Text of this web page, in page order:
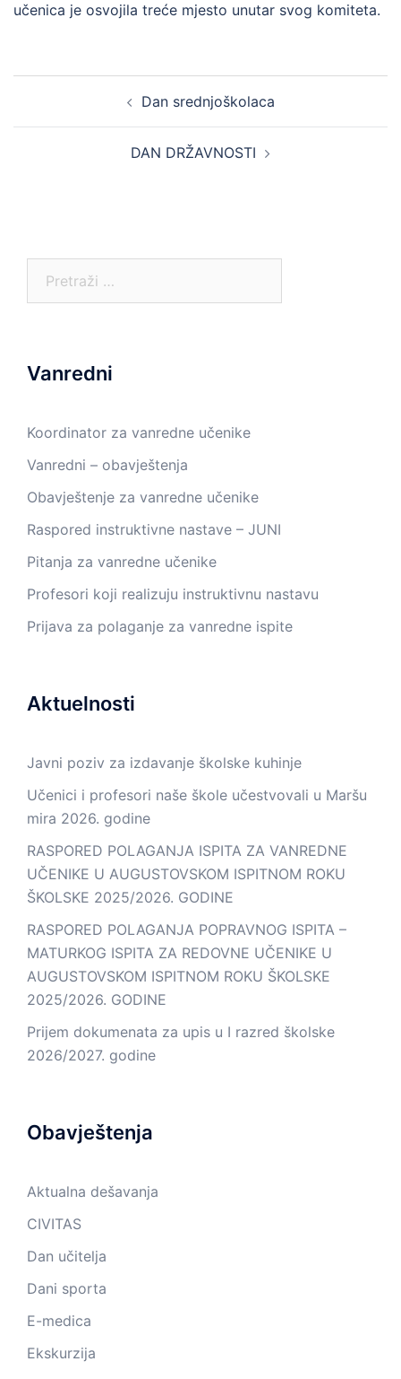
učenica je osvojila treće mjesto unutar svog komiteta.
Dan srednjoškolaca
DAN DRŽAVNOSTI
Vanredni
Koordinator za vanredne učenike
Vanredni – obavještenja
Obavještenje za vanredne učenike
Raspored instruktivne nastave – JUNI
Pitanja za vanredne učenike
Profesori koji realizuju instruktivnu nastavu
Prijava za polaganje za vanredne ispite
Aktuelnosti
Javni poziv za izdavanje školske kuhinje
Učenici i profesori naše škole učestvovali u Maršu
mira 2026. godine
RASPORED POLAGANJA ISPITA ZA VANREDNE
UČENIKE U AUGUSTOVSKOM ISPITNOM ROKU
ŠKOLSKE 2025/2026. GODINE
RASPORED POLAGANJA POPRAVNOG ISPITA –
MATURKOG ISPITA ZA REDOVNE UČENIKE U
AUGUSTOVSKOM ISPITNOM ROKU ŠKOLSKE
2025/2026. GODINE
Prijem dokumenata za upis u I razred školske
2026/2027. godine
Obavještenja
Aktualna dešavanja
CIVITAS
Dan učitelja
Dani sporta
E-medica
Ekskurzija